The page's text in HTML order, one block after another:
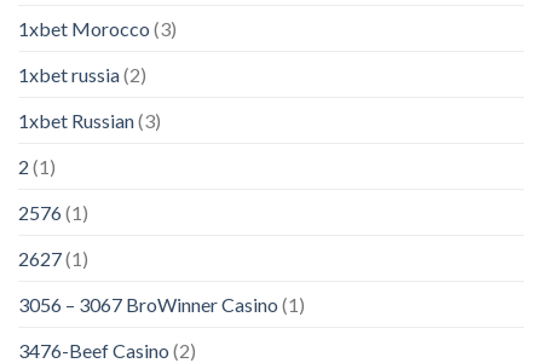
1xbet Morocco (3)
1xbet russia(2)
1xbet Russian(3)
2 (1)
2576(1)
2627(1)
3056 – 3067 BroWinner Casino (1)
3476-Beef Casino (2)